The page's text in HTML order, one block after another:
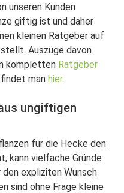
unseren Kunden
giftig ist und daher
kleinen Ratgeber auf
Auszüge davon
kompletten Ratgeber
findet man hier.
ungiftigen
für die Hecke den
kann vielfache Gründe
den expliziten Wunsch
sind ohne Frage kleine